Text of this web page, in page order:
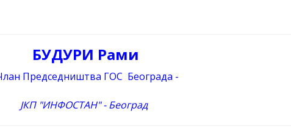
БУДУРИ Рами
Председништва ГОС Београда -
ЈКП "ИНФОСТАН" - Београд